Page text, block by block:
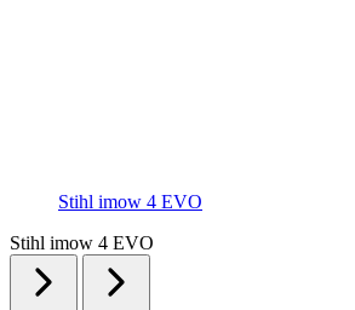
Stihl imow 4 EVO
Stihl imow 4 EVO